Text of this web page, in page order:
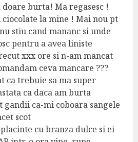
s
:
doare burta! Ma regasesc !
la mine ! Mai nou pt
stiu cand mananc si unde
pentru a avea liniste
xxx ore si n-am mancat
ceva mancare ???
ca trebuie sa ma super
ca daca am burta
ca-mi coboara sangele
scot
cu branza dulce si ei